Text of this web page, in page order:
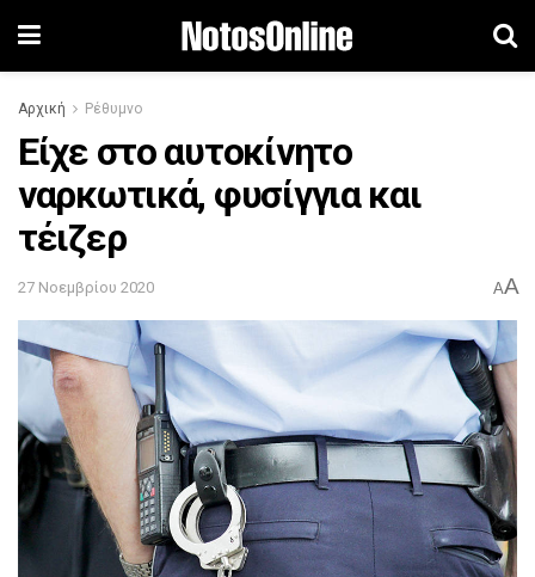
Αρχική Ρέθυμνο
Είχε στο αυτοκίνητο
ναρκωτικά, φυσίγγια και
τέιζερ
27 Νοεμβρίου 2020 AA